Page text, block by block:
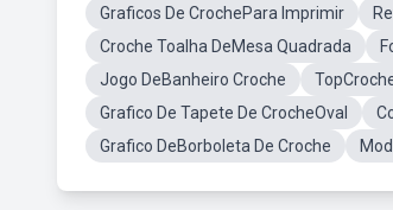
Graficos De CrochePara Imprimir
Croche Toalha DeMesa Quadrada
Jogo DeBanheiro Croche
Grafico De Tapete De CrocheOval
Grafico DeBorboleta De Croche